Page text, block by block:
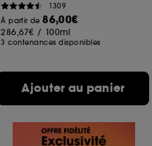
1309
À partir de86,00€
286,67€ / 100ml
3 contenances disponibles
Ajouter au panier